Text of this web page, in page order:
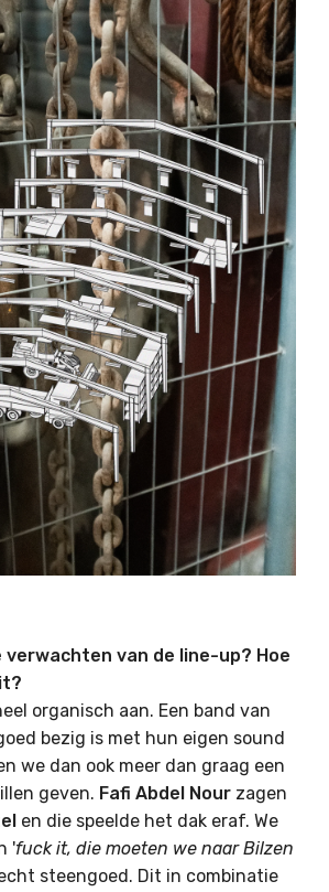
verwachten van de line-up? Hoe
organisch aan. Een band van
bezig is met hun eigen sound
we dan ook meer dan graag een
geven. Fafi Abdel Nour zagen
en die speelde het dak eraf. We
'fuck it, die moeten we naar Bilzen
steengoed. Dit in combinatie